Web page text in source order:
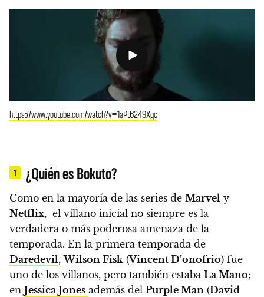
https://www.youtube.com/watch?v=1aPt6249Xgc
1 ¿Quién es Bokuto?
Como en la mayoría de las series de Marvel y
Netflix, el villano inicial no siempre es la
verdadera o más poderosa amenaza de la
temporada. En la primera temporada de
Daredevil,Wilson Fisk (Vincent D’onofrio) fue
uno de los villanos, pero también estaba La Mano;
en Jessica Jones además del Purple Man (David